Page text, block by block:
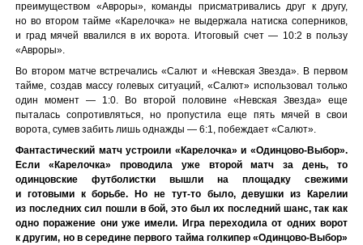
преимуществом «Авроры», команды присматривались друг к другу,
но во втором тайме «Карелочка» не выдержала натиска соперников,
и град мячей ввалился в их ворота. Итоговый счет — 10:2 в пользу
«Авроры».
Во втором матче встречались «Салют и «Невская Звезда». В первом
тайме, создав массу голевых ситуаций, «Салют» использовал только
один момент — 1:0. Во второй половине «Невская Звезда» еще
пыталась сопротивляться, но пропустила еще пять мячей в свои
ворота, сумев забить лишь однажды — 6:1, побеждает «Салют».
Фантастический матч устроили «Карелочка» и «Одинцово-Выбор».
Если «Карелочка» проводила уже второй матч за день, то
одинцовские футболистки вышли на площадку свежими
и готовыми к борьбе. Но не тут-то было, девушки из Карелии
из последних сил пошли в бой, это был их последний шанс, так как
одно поражение они уже имели. Игра переходила от одних ворот
к другим, но в середине первого тайма голкипер «Одинцово-Выбор»